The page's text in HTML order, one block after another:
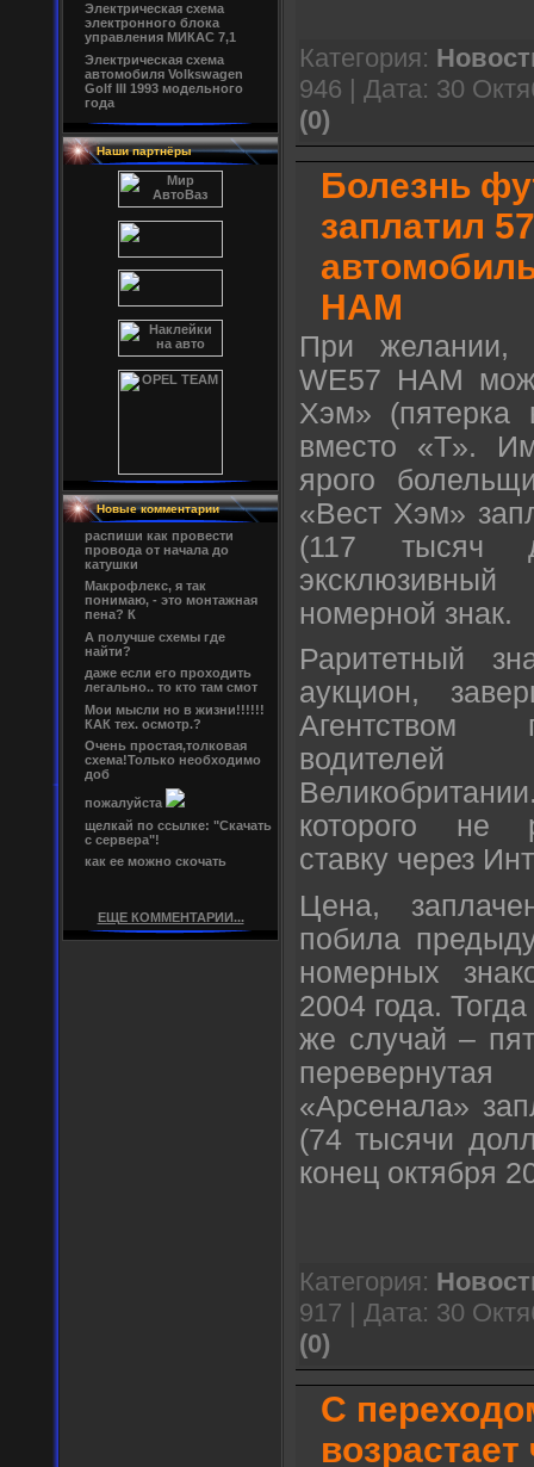
Электрическая схема
электронного блока
управления МИКАС 7,1
Электрическая схема
автомобиля Volkswagen
Golf III 1993 модельного
года
Наши партнёры
Новые комментарии
распиши как провести
провода от начала до
катушки
Макрофлекс, я так
понимаю, - это монтажная
пена? К
А получше схемы где
найти?
даже если его проходить
легально.. то кто там смот
Мои мысли но в жизни!!!!!!
КАК тех. осмотр.?
Очень простая,толковая
схема!Только необходимо
доб
пожалуйста
щелкай по ссылке: "Скачать
с сервера"!
как ее можно скочать
ЕЩЕ КОММЕНТАРИИ...
Категория:
946 | Дата: 30
(0)
Болезнь
заплатил
HAM
При желании,
WE57 HAM
Хэм» (пятерка
вместо «T».
ярого
«Вест Хэм»
(117 тысяч
номерной знак.
Раритетный
аукцион,
Агентством
которого не
ставку через
Цена,
побила
номерных
2004 года.
же случай –
«Арсенала»
(74 тысячи
конец октября
Категория:
917 | Дата: 30
(0)
С